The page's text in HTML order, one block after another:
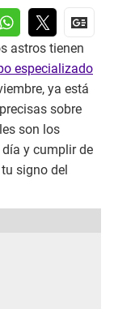
astros tienen
especializado
ya está
sobre
son los
y cumplir de
signo del